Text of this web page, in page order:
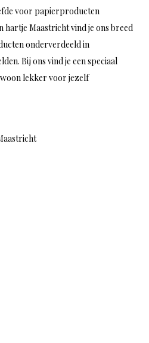
voor papierproducten
hartje Maastricht vind je ons breed
onderverdeeld in
Bij ons vind je een speciaal
lekker voor jezelf